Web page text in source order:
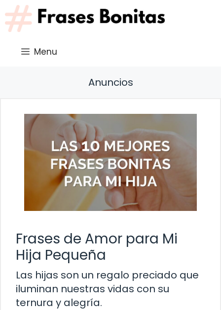
Saltar
al
contenido
Menu
Anuncios
Frases de Amor para Mi
Hija Pequeña
Las hijas son un regalo preciado que
iluminan nuestras vidas con su
ternura y alegría.